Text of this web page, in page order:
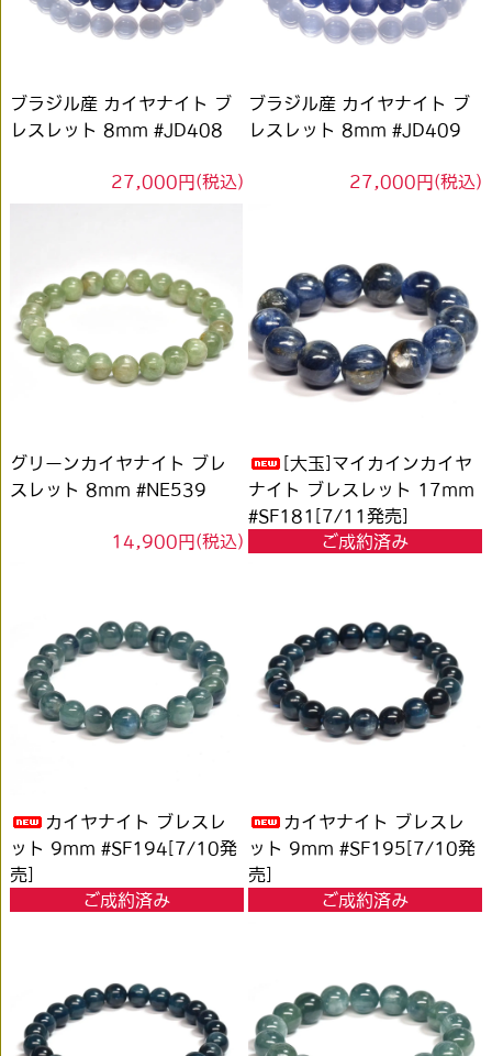
ブラジル産 カイヤナイト ブ
レスレット 8mm #JD408
27,000円(税込)
ブラジル産 カイヤナイト ブ
レスレット 8mm #JD409
27,000円(税込)
グリーンカイヤナイト ブレ
スレット 8mm #NE539
14,900円(税込)
[大玉]マイカインカイヤ
ナイト ブレスレット 17mm
#SF181[7/11発売]
ご成約済み
カイヤナイト ブレスレ
ット 9mm #SF194[7/10発
売]
ご成約済み
カイヤナイト ブレスレ
ット 9mm #SF195[7/10発
売]
ご成約済み